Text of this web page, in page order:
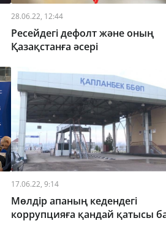
28.06.22, 12:44
Ресейдегі дефолт және оның
Қазақстанға әсері
17.06.22, 9:14
Мөлдір апаның кедендегі
коррупцияға қандай қатысы